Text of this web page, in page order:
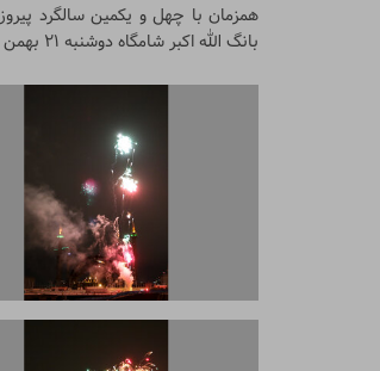
همزمان با چهل و یکمین سالگرد
بانگ الله اکبر شامگاه دوشنبه ۲۱ بهمن ۱۳۹۸ در آسمان شهر تهران طنین انداز شد.